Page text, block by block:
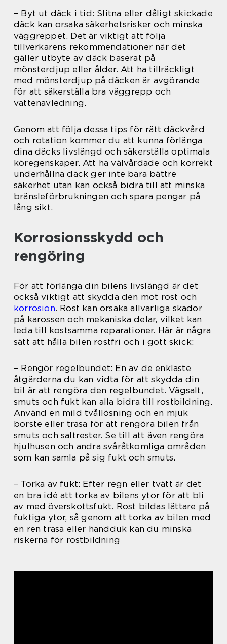
– Byt ut däck i tid: Slitna eller dåligt skickade
däck kan orsaka säkerhetsrisker och minska
väggreppet. Det är viktigt att följa
tillverkarens rekommendationer när det
gäller utbyte av däck baserat på
mönsterdjup eller ålder. Att ha tillräckligt
med mönsterdjup på däcken är avgörande
för att säkerställa bra väggrepp och
vattenavledning.
Genom att följa dessa tips för rätt däckvård
och rotation kommer du att kunna förlänga
dina däcks livslängd och säkerställa optimala
köregenskaper. Att ha välvårdade och korrekt
underhållna däck ger inte bara bättre
säkerhet utan kan också bidra till att minska
bränsleförbrukningen och spara pengar på
lång sikt.
Korrosionsskydd och
rengöring
För att förlänga din bilens livslängd är det
också viktigt att skydda den mot rost och
korrosion. Rost kan orsaka allvarliga skador
på karossen och mekaniska delar, vilket kan
leda till kostsamma reparationer. Här är några
sätt att hålla bilen rostfri och i gott skick:
– Rengör regelbundet: En av de enklaste
åtgärderna du kan vidta för att skydda din
bil är att rengöra den regelbundet. Vägsalt,
smuts och fukt kan alla bidra till rostbildning.
Använd en mild tvållösning och en mjuk
borste eller trasa för att rengöra bilen från
smuts och saltrester. Se till att även rengöra
hjulhusen och andra svåråtkomliga områden
som kan samla på sig fukt och smuts.
– Torka av fukt: Efter regn eller tvätt är det
en bra idé att torka av bilens ytor för att bli
av med överskottsfukt. Rost bildas lättare på
fuktiga ytor, så genom att torka av bilen med
en ren trasa eller handduk kan du minska
riskerna för rostbildning